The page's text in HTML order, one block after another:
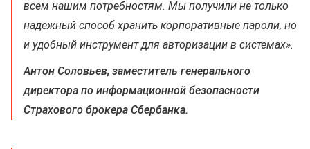
всем нашим потребностям. Мы получили не только
надежный способ хранить корпоративные пароли, но
и удобный инструмент для авторизации в системах».
Антон Соловьев, заместитель генерального
директора по информационной безопасности
Страхового брокера Сбербанка.